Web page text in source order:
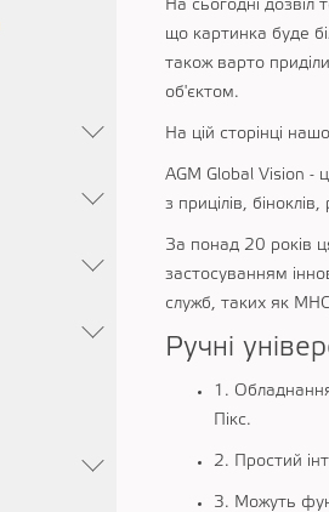
На сьогодні
що картинка буде
також варто
об'єктом.
На цій сторінці
AGM Global Vision -
з прицілів,
За понад 20 років
застосуванням
служб, таких як МНС,
Ручні
1.
Пікс.
2. Простий
3. Можуть